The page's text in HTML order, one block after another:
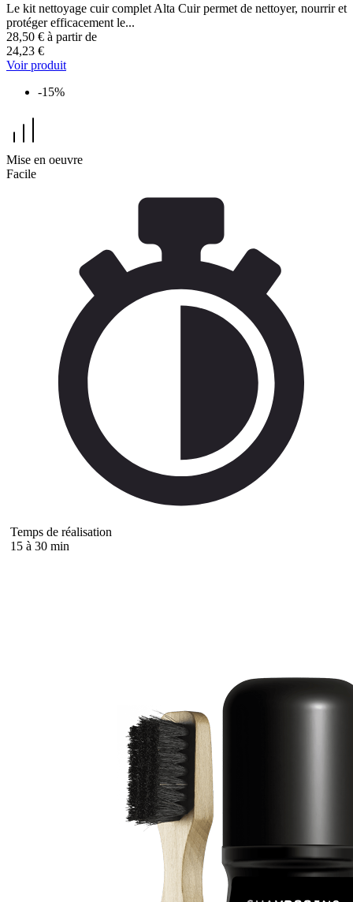
Le kit nettoyage cuir complet Alta Cuir permet de nettoyer, nourrir et
protéger efficacement le...
28,50 € à partir de
24,23 €
Voir produit
-15%
Mise en oeuvre
Facile
Temps de réalisation
15 à 30 min